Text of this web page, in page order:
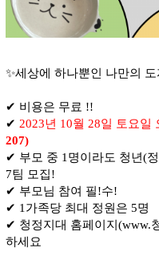
✨세상에 하나뿐인 나만의 도
✔ 비용은 무료 !!
✔ 2023년 10월 28일 토요일
207)
✔ 부모 중 1 명이라도 청년(
7팀 모집!
✔ 부모님 참여 필!수!
✔ 1 가족당 최대 정원은 5명
✔ 청정지대 홈페이지(www.
하세요